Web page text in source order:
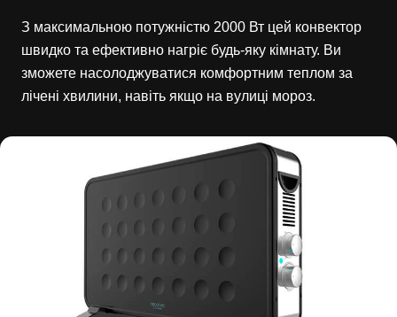
З максимальною потужністю 2000 Вт цей конвектор
швидко та ефективно нагріє будь-яку кімнату. Ви
зможете насолоджуватися комфортним теплом за
лічені хвилини, навіть якщо на вулиці мороз.